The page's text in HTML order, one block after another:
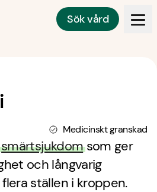
Sök vård
Medicinskt granskad
smärtsjukdomsom ger
och långvarig
ställen i kroppen.